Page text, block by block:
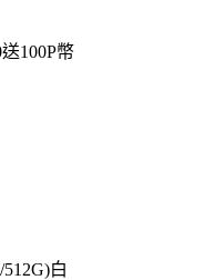
100P幣
白